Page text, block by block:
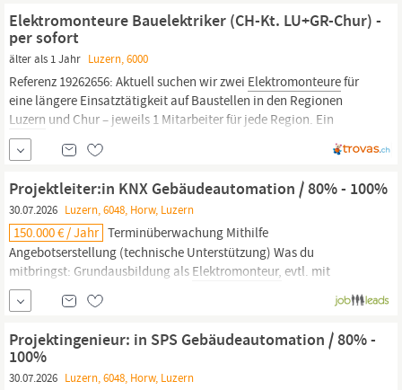
Anschlüsse und Verbindungen von Hausanschluss bis zu...
Elektromonteure Bauelektriker (CH-Kt. LU+GR-Chur) -
per sofort
älter als 1 Jahr Luzern, 6000
Referenz 19262656: Aktuell suchen wir zwei Elektromonteurefür
eine längere Einsatztätigkeit auf Baustellen in den Regionen
Luzern und Chur – jeweils 1 Mitarbeiter für jede Region. Ein
Arbeitsbeginn wäre ab sofort möglich bzw. zum nächstmöglichen
Zeitpunkt - je nach direkter Vereinbarung mit Schweizer
Projektleiter:in KNX Gebäudeautomation / 80% - 100%
30.07.2026 Luzern, 6048, Horw, Luzern
150.000 € / Jahr Terminüberwachung Mithilfe
Angebotserstellung (technische Unterstützung) Was du
mitbringst: Grundausbildung als Elektromonteur, evtl. mit
Abschluss TS oder in Ausbildung Weiterbildungen oder Fachkurse
im Bereich Gebäudeautomation von Vorteil ca. 3 bis 5 Jahre
Gebäudemanagementsystemen mit DDC/SPS Unterstationen...
Projektingenieur: in SPS Gebäudeautomation / 80% -
100%
30.07.2026 Luzern, 6048, Horw, Luzern